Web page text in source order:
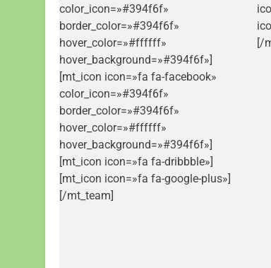
color_icon=»#394f6f»
border_color=»#394f6f»
hover_color=»#ffffff»
hover_background=»#394f6f»]
[mt_icon icon=»fa fa-facebook»
color_icon=»#394f6f»
border_color=»#394f6f»
hover_color=»#ffffff»
hover_background=»#394f6f»]
[mt_icon icon=»fa fa-dribbble»]
[mt_icon icon=»fa fa-google-plus»]
[/mt_team]
[/